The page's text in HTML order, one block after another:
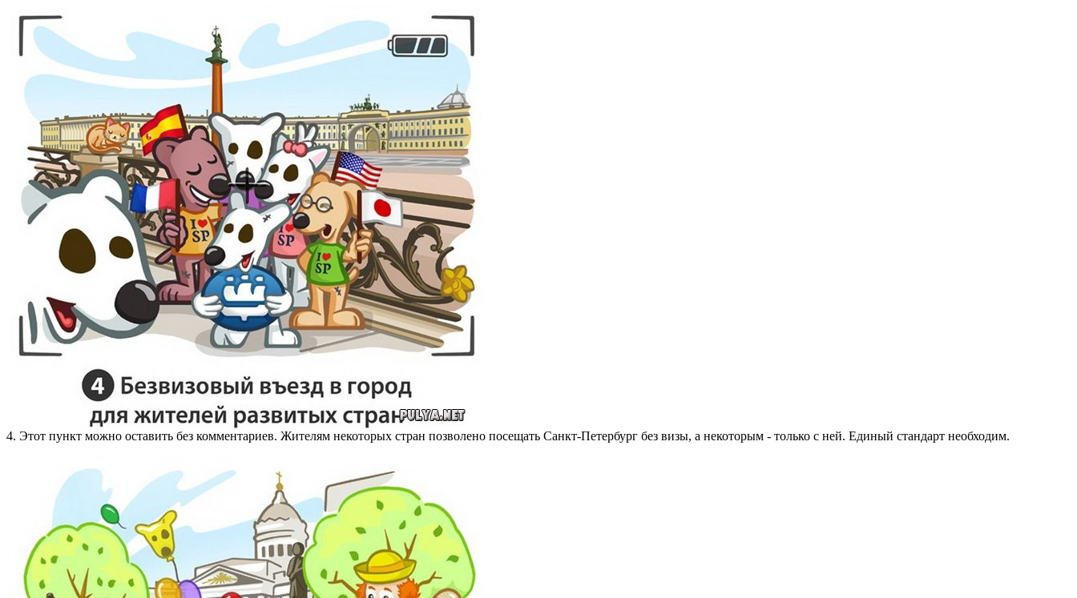
4. Этот пункт можно оставить без комментариев. Жителям некоторых стран позволено посещать Санкт-Петербург без визы, а некоторым - только с ней. Единый стандарт необходим.